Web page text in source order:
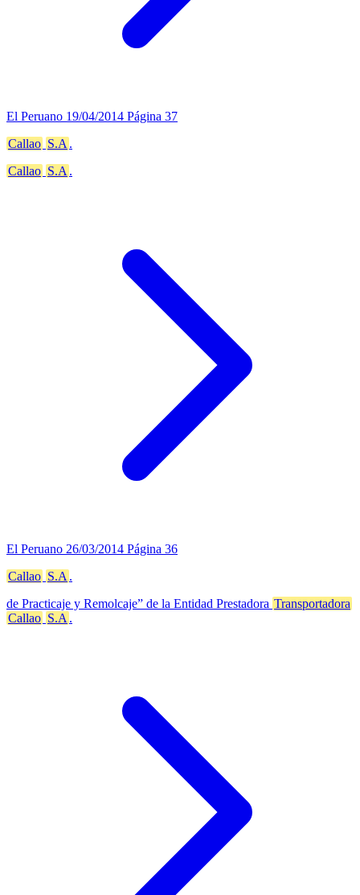
El Peruano 19/04/2014 Página 37
Callao S.A .
Callao S.A .
El Peruano 26/03/2014 Página 36
Callao S.A .
de Practicaje y Remolcaje” de la Entidad Prestadora Transportadora
Callao S.A .